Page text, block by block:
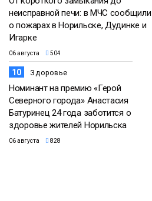
неисправной печи: в МЧС сообщили
о пожарах в Норильске, Дудинке и
Игарке
06 августа 504
10 Здоровье
Номинант на премию «Герой
Северного города» Анастасия
Батуринец 24 года заботится о
здоровье жителей Норильска
06 августа 828